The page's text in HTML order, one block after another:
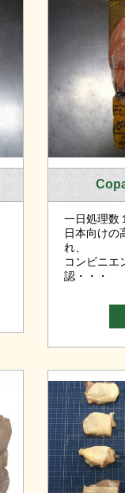
一日処理数
日本向けの
れ、
コンビニエ
認・・・